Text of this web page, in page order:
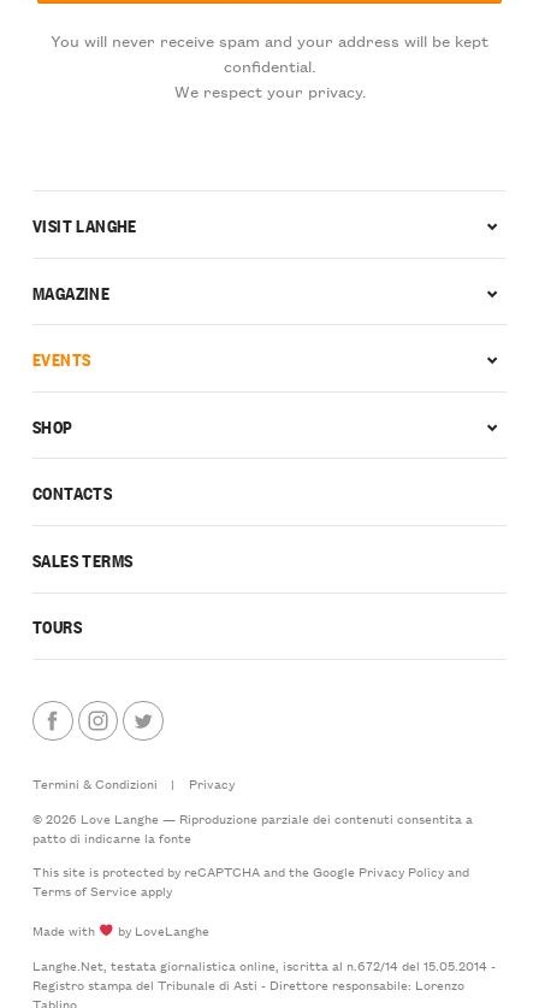
You will never receive spam and your address will be kept
confidential.
We respect your privacy.
CONTACTS
SALES TERMS
TOURS
VISIT LANGHE
MAGAZINE
EVENTS
SHOP
Termini & Condizioni |
Privacy
© 2026 Love Langhe — Riproduzione parziale dei contenuti consentita a
patto di indicarne la fonte
This site is protected by reCAPTCHA and the Google Privacy Policyand
Terms of Serviceapply
Made with
by LoveLanghe
Langhe.Net, testata giornalistica online, iscritta al n.672/14 del 15.05.2014 -
Registro stampa del Tribunale di Asti - Direttore responsabile: Lorenzo
Tablino.